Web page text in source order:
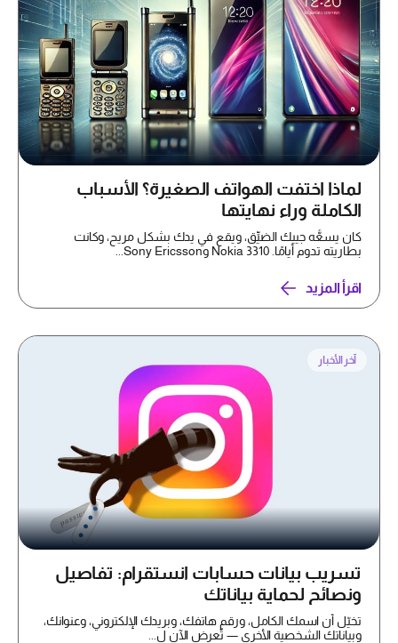
لماذا اختفت الهواتف الصغيرة؟ الأسباب
الكاملة وراء نهايتها
كان يسعُّه جيبك الضيِّق، ويقع في يدك بشكل مريح، وكانت
بطاريته تدوم أيامًا. Nokia 3310 وSony Ericsson...
اقرأ المزيد
آخر الأخبار
تسريب بيانات حسابات انستقرام: تفاصيل
ونصائح لحماية بياناتك
تخيّل أن اسمك الكامل، ورقم هاتفك، وبريدك الإلكتروني، وعنوانك،
وبياناتك الشخصية الأخرى — تُعرض الآن ل...